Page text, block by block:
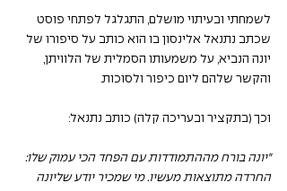
לשמחתי ובעיתוי מושלם, התגלגל לפתחי פוסט
שכתב נתנאל אלינסון בו הוא כותב על סיפורו של
יונה הנביא, על משמעותו הסמלית של הלוויתן,
והקשר שלהם ליום כיפור ולסוכות.
וכך (בתקציר ובעריכה קלה) כותב נתנאל:
"יונה בורח מההתמודדות עם הפחד הכי עמוק שלו:
החרדה מתוצאות מעשיו. מי שמכיר יודע שליונה